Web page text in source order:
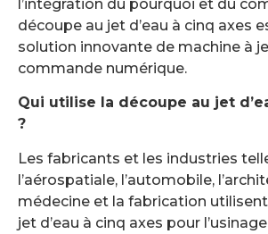
l’intégration du pourquoi et du
découpe au jet d’eau à cinq axes
solution innovante de machine à
commande numérique.
Qui utilise la découpe au jet
?
Les fabricants et les industries
l’aérospatiale, l’automobile,
médecine et la fabrication
jet d’eau à cinq axes pour